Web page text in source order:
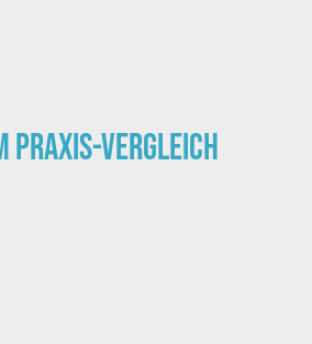
Praxis-Vergleich